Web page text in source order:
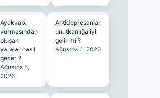
Ayakkabı
vurmasından
oluşan
yaralar nasıl
geçer ?
Ağustos 5,
2026
Antidepresanlar
unutkanlığa iyi
gelir mi ?
Ağustos 4, 2026